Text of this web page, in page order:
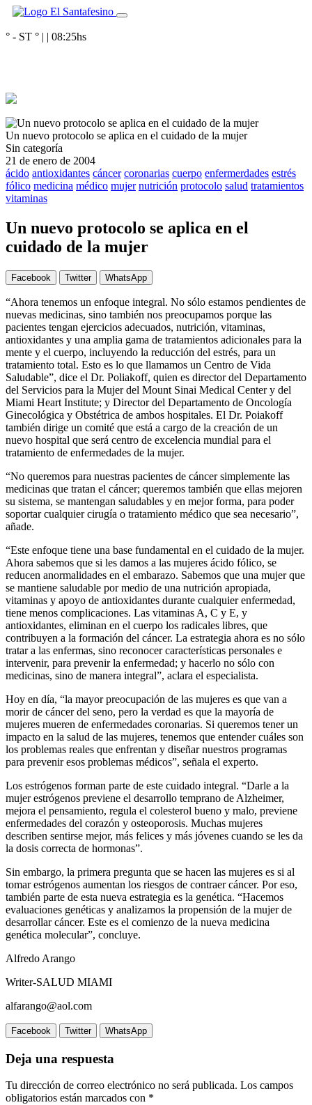
° - ST ° | | 08:25hs
Un nuevo protocolo se aplica en el cuidado de la mujer
Sin categoría
21 de enero de 2004
ácido antioxidantes cáncer coronarias cuerpo enfermerdades estrés
fólico medicina médico mujer nutrición protocolo salud tratamientos
vitaminas
Un nuevo protocolo se aplica en el
cuidado de la mujer
Facebook Twitter WhatsApp
“Ahora tenemos un enfoque integral. No sólo estamos pendientes de
nuevas medicinas, sino también nos preocupamos porque las
pacientes tengan ejercicios adecuados, nutrición, vitaminas,
antioxidantes y una amplia gama de tratamientos adicionales para la
mente y el cuerpo, incluyendo la reducción del estrés, para un
tratamiento total. Esto es lo que llamamos un Centro de Vida
Saludable”, dice el Dr. Poliakoff, quien es director del Departamento
del Servicios para la Mujer del Mount Sinai Medical Center y del
Miami Heart Institute; y Director del Departamento de Oncología
Ginecológica y Obstétrica de ambos hospitales. El Dr. Poiakoff
también dirige un comité que está a cargo de la creación de un
nuevo hospital que será centro de excelencia mundial para el
tratamiento de enfermedades de la mujer.
“No queremos para nuestras pacientes de cáncer simplemente las
medicinas que tratan el cáncer; queremos también que ellas mejoren
su sistema, se mantengan saludables y en mejor forma, para poder
soportar cualquier cirugía o tratamiento médico que sea necesario”,
añade.
“Este enfoque tiene una base fundamental en el cuidado de la mujer.
Ahora sabemos que si les damos a las mujeres ácido fólico, se
reducen anormalidades en el embarazo. Sabemos que una mujer que
se mantiene saludable por medio de una nutrición apropiada,
vitaminas y apoyo de antioxidantes durante cualquier enfermedad,
tiene menos complicaciones. Las vitaminas A, C y E, y
antioxidantes, eliminan en el cuerpo los radicales libres, que
contribuyen a la formación del cáncer. La estrategia ahora es no sólo
tratar a las enfermas, sino reconocer características personales e
intervenir, para prevenir la enfermedad; y hacerlo no sólo con
medicinas, sino de manera integral”, aclara el especialista.
Hoy en día, “la mayor preocupación de las mujeres es que van a
morir de cáncer del seno, pero la verdad es que la mayoría de
mujeres mueren de enfermedades coronarias. Si queremos tener un
impacto en la salud de las mujeres, tenemos que entender cuáles son
los problemas reales que enfrentan y diseñar nuestros programas
para prevenir esos problemas médicos”, señala el experto.
Los estrógenos forman parte de este cuidado integral. “Darle a la
mujer estrógenos previene el desarrollo temprano de Alzheimer,
mejora el pensamiento, regula el colesterol bueno y malo, previene
enfermedades del corazón y osteoporosis. Muchas mujeres
describen sentirse mejor, más felices y más jóvenes cuando se les da
la dosis correcta de hormonas”.
Sin embargo, la primera pregunta que se hacen las mujeres es si al
tomar estrógenos aumentan los riesgos de contraer cáncer. Por eso,
también parte de esta nueva estrategia es la genética. “Hacemos
evaluaciones genéticas y analizamos la propensión de la mujer de
desarrollar cáncer. Este es el comienzo de la nueva medicina
genética molecular”, concluye.
Alfredo Arango
Writer-SALUD MIAMI
alfarango@aol.com
Facebook Twitter WhatsApp
Deja una respuesta
Tu dirección de correo electrónico no será publicada. Los campos
obligatorios están marcados con *